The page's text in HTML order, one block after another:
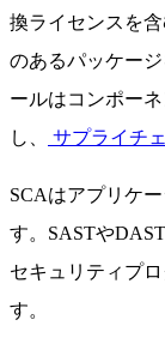
換ライセンスを
のあるパッケー
ールはコンポー
し、
サプライチ
SCAはアプリケ
す。SASTや
セキュリティプ
す。